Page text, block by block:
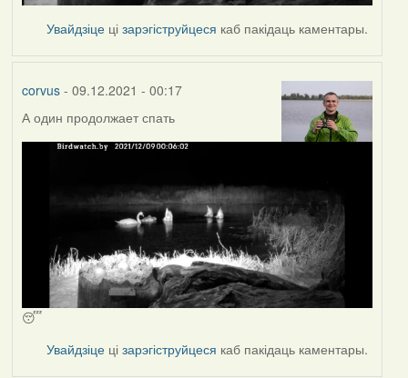
Увайдзіце цізарэгіструйцеся каб пакідаць каментары.
corvus- 09.12.2021 - 00:17
А один продолжает спать
😴
Увайдзіце цізарэгіструйцеся каб пакідаць каментары.